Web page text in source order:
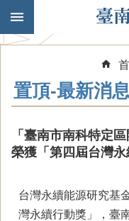
跳到主要內容區塊
置頂-最新消息
「臺南市南科特定
榮獲「第四屆台灣
台灣永續能源研究基
灣永續行動獎」，臺